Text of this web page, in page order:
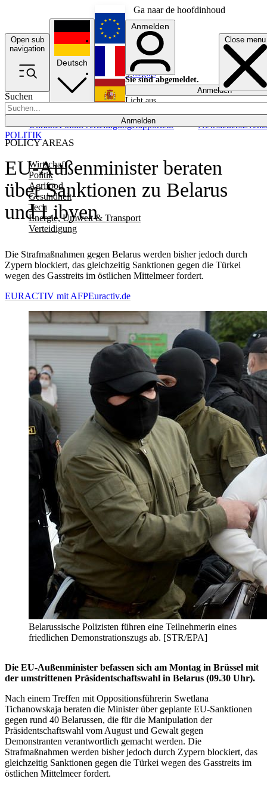
Ga naar de hoofdinhoud
Open sub
navigation
Close menu
Suchen
Anmelden
POLICY AREAS
Wirtschaft
Politik
Agrifood
Gesundheit
Tech
Energie, Umwelt & Transport
Verteidigung
UkrainePolitikVerteidigungRapporteur NewslettersEvents
Deutsch
English
Français
Anmelden
Sie sind abgemeldet.
Anmelden
Licht aus
EU-Außenminister beraten
über Sanktionen zu Belarus
und Libyen
Die Strafmaßnahmen gegen Belarus werden bisher jedoch durch
Zypern blockiert, das gleichzeitig Sanktionen gegen die Türkei
wegen des Gasstreits im östlichen Mittelmeer fordert.
POLITIK
EURACTIV mit AFPEuractiv.de
Belarussische Polizisten führen eine Teilnehmerin eines
friedlichen Demonstrationszugs ab. [STR/EPA]
Die EU-Außenminister befassen sich am Montag in Brüssel mit
der umstrittenen Präsidentschaftswahl in Belarus (09.30 Uhr).
Nach einem Treffen mit Oppositionsführerin Swetlana
Tichanowskaja beraten die Minister über geplante EU-Sanktionen
gegen rund 40 Belarussen, die für die Manipulation der
Präsidentschaftswahl vom August und Gewalt gegen
Demonstranten verantwortlich gemacht werden. Die
Strafmaßnahmen werden bisher jedoch durch Zypern blockiert, das
gleichzeitig Sanktionen gegen die Türkei wegen des Gasstreits im
östlichen Mittelmeer fordert.